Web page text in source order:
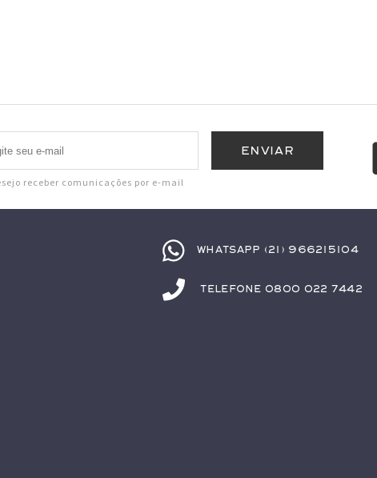
receber comunicações por e-mail
Whatsapp (21) 966215104
Telefone 0800 022 7442